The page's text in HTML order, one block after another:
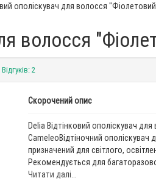
ополіскувач для волосся
волосся
Відгуків: 2
Скорочений опис
Delia Відтінковий ополіскувач
CameleoВідтіночний
призначений для світлого,
Рекомендується для
Читати далі...